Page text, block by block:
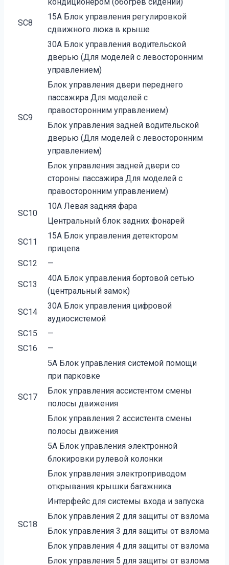
SC8
15А Блок управления регулировкой
сдвижного люка в крыше
SC9
30А Блок управления водительской
дверью (Для моделей с левосторонним
управлением)
Блок управления двери переднего
пассажира Для моделей с
правосторонним управлением)
Блок управления задней водительской
дверью (Для моделей с левосторонним
управлением)
Блок управления задней двери со
стороны пассажира Для моделей с
правосторонним управлением)
SC10
10А Левая задняя фара
Центральный блок задних фонарей
SC11
15А Блок управления детектором
прицепа
SC12
—
SC13
40А Блок управления бортовой сетью
(центральный замок)
SC14
30А Блок управления цифровой
аудиосистемой
SC15
—
SC16
—
SC17
5А Блок управления системой помощи
при парковке
Блок управления ассистентом смены
полосы движения
Блок управления 2 ассистента смены
полосы движения
SC18
5А Блок управления электронной
блокировки рулевой колонки
Блок управления электроприводом
открывания крышки багажника
Интерфейс для системы входа и запуска
Блок управления 2 для защиты от взлома
Блок управления 3 для защиты от взлома
Блок управления 4 для защиты от взлома
Блок управления 5 для защиты от взлома